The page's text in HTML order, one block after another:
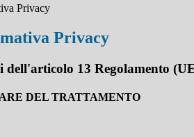
Privacy
Privacy
dell'articolo 13 Regolamento
DEL TRATTAMENTO